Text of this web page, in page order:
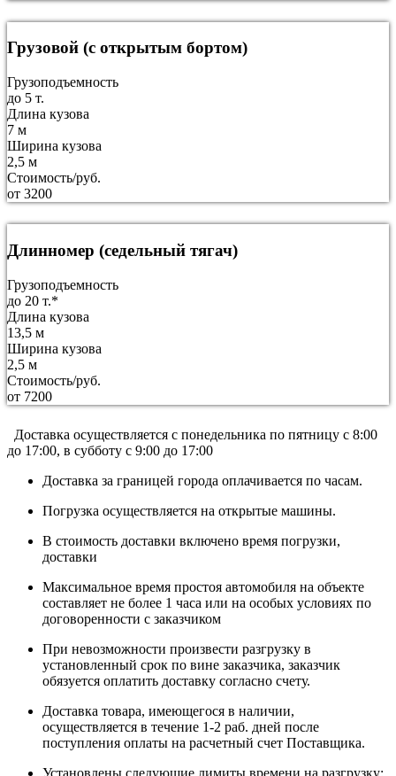
Грузовой (с открытым бортом)
Грузоподъемность
до 5 т.
Длина кузова
7 м
Ширина кузова
2,5 м
Стоимость/руб.
от 3200
Длинномер (седельный тягач)
Грузоподъемность
до 20 т.*
Длина кузова
13,5 м
Ширина кузова
2,5 м
Стоимость/руб.
от 7200
Доставка осуществляется c понедельника по пятницу с 8:00
до 17:00, в субботу с 9:00 до 17:00
Доставка за границей города оплачивается по часам.
Погрузка осуществляется на открытые машины.
В стоимость доставки включено время погрузки,
доставки
Максимальное время простоя автомобиля на объекте
составляет не более 1 часа или на особых условиях по
договоренности с заказчиком
При невозможности произвести разгрузку в
установленный срок по вине заказчика, заказчик
обязуется оплатить доставку согласно счету.
Доставка товара, имеющегося в наличии,
осуществляется в течение 1-2 раб. дней после
поступления оплаты на расчетный счет Поставщика.
Установлены следующие лимиты времени на разгрузку: